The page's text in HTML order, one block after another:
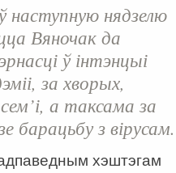
наступную нядзелю
Вяночак да
ў інтэнцыі
за хворых,
а таксама за
барацьбу з вірусам.
хэштэгам